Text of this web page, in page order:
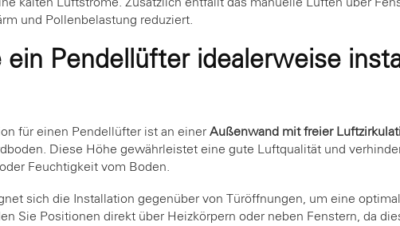
und Pollenbelastung reduziert.
ein Pendellüfter idealerweise
für einen Pendellüfter ist an einer Außenwand mit freier
Diese Höhe gewährleistet eine gute Luftqualität und
Feuchtigkeit vom Boden.
sich die Installation gegenüber von Türöffnungen, um eine
Sie Positionen direkt über Heizkörpern oder neben Fenstern, da